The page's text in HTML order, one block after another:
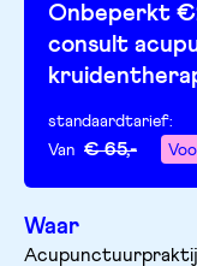
Onbeperkt €20,00 korting op eerste
consult
standaardtarief:
Van € 65,-
Waar